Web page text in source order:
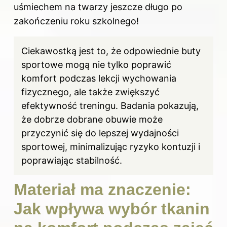
uśmiechem na twarzy jeszcze długo po
zakończeniu roku szkolnego!
Ciekawostką jest to, że odpowiednie buty
sportowe mogą nie tylko poprawić
komfort podczas lekcji wychowania
fizycznego, ale także zwiększyć
efektywność treningu. Badania pokazują,
że dobrze dobrane obuwie może
przyczynić się do lepszej wydajności
sportowej, minimalizując ryzyko kontuzji i
poprawiając stabilność.
Materiał ma znaczenie:
Jak wpływa wybór tkanin